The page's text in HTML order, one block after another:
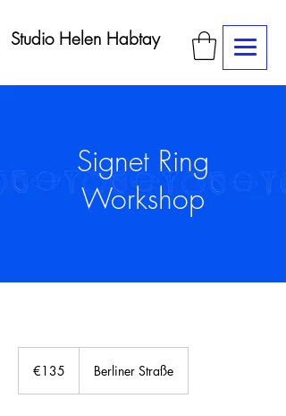
Studio Helen Habtay
Signet Ring
Workshop
€135 Berliner Straße